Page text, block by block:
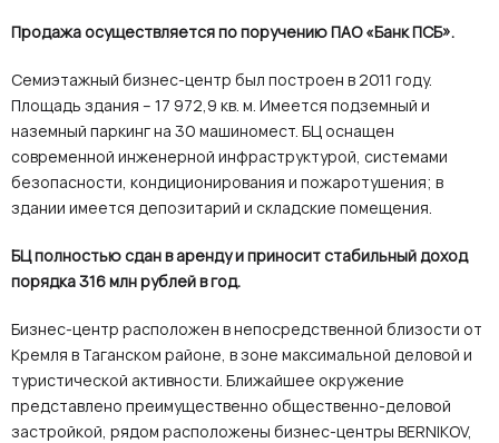
Продажа осуществляется по поручению ПАО«БанкПСБ».
Семиэтажный бизнес-центр был построен в 2011 году.
Площадь здания – 17 972,9 кв. м. Имеется подземный и
наземный паркинг на 30 машиномест. БЦ оснащен
современной инженерной инфраструктурой, системами
безопасности, кондиционирования и пожаротушения; в
здании имеется депозитарий и складские помещения.
БЦ полностью сдан в аренду и приносит стабильный доход
порядка 316 млн рублей в год.
Бизнес-центр расположен в непосредственной близости от
Кремля в Таганском районе, в зоне максимальной деловой и
туристической активности. Ближайшее окружение
представлено преимущественно общественно-деловой
застройкой, рядом расположены бизнес-центры BERNIKOV,